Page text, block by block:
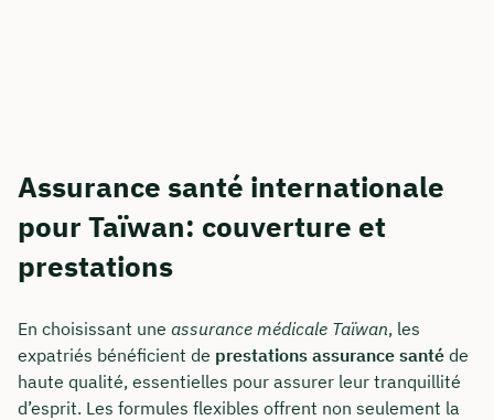
Assurance santé internationale
pour Taïwan: couverture et
prestations
En choisissant une assurance médicale Taïwan, les
expatriés bénéficient de prestations assurance santé de
haute qualité, essentielles pour assurer leur tranquillité
d’esprit. Les formules flexibles offrent non seulement la